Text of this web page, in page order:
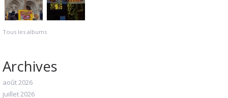
Tous les albums
Archives
août 2026
juillet 2026